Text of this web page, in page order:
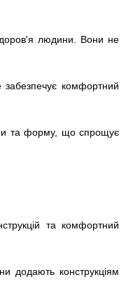
людини. Вони не
забезпечує комфортний
та форму, що спрощує
та комфортний
додають конструкціям